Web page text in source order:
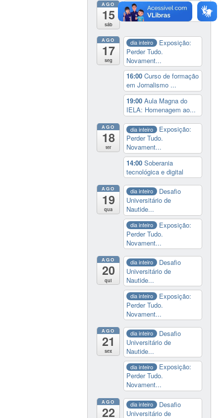
AGO
15
sáb
19:00
Cine paredão:
programação de rec...
AGO
17
seg
dia inteiro
Exposição:
Perder Tudo.
Novament...
16:00Curso de formação
em Jornalismo ...
19:00Aula Magna do
IELA: Homenagem ao...
AGO
18
ter
dia inteiro
Exposição:
Perder Tudo.
Novament...
14:00Soberania
tecnológica e digital
AGO
19
qua
dia inteiro
Desafio
Universitário de
Nautide...
dia inteiro
Exposição:
Perder Tudo.
Novament...
AGO
20
qui
dia inteiro
Desafio
Universitário de
Nautide...
dia inteiro
Exposição:
Perder Tudo.
Novament...
AGO
21
sex
dia inteiro
Desafio
Universitário de
Nautide...
dia inteiro
Exposição:
Perder Tudo.
Novament...
AGO
22
dia inteiro
Desafio
Universitário de